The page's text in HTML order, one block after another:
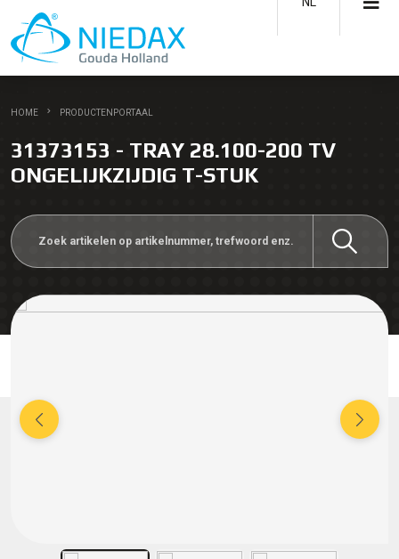
HOME PRODUCTENPORTAAL
31373153 - TRAY 28.100-200 TV
ONGELIJKZIJDIG T-STUK